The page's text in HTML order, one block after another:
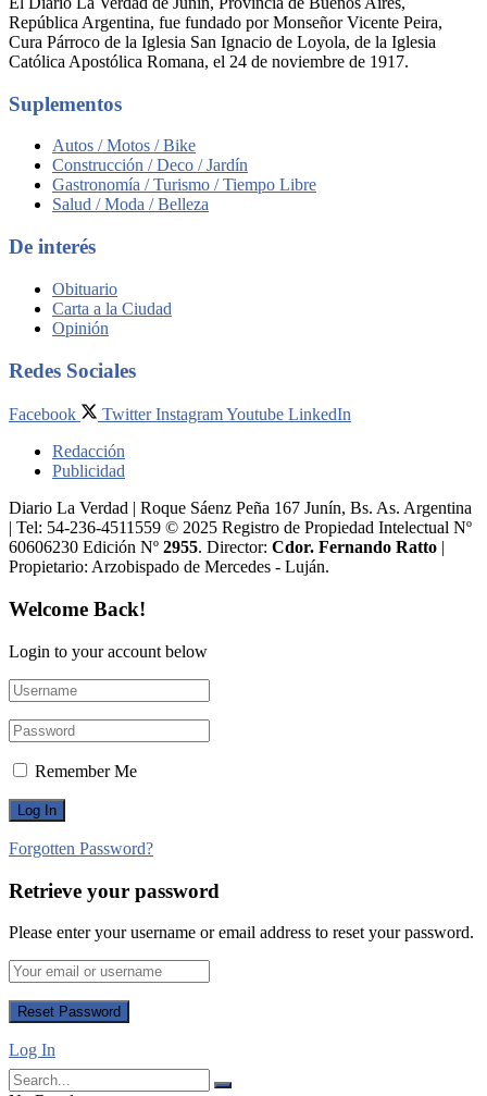
República Argentina, fue fundado por Monseñor Vicente Peira,
Cura Párroco de la Iglesia San Ignacio de Loyola, de la Iglesia
Católica Apostólica Romana, el 24 de noviembre de 1917.
Suplementos
Autos / Motos / Bike
Construcción / Deco / Jardín
Gastronomía / Turismo / Tiempo Libre
Salud / Moda / Belleza
De interés
Obituario
Carta a la Ciudad
Opinión
Redes Sociales
Facebook Twitter InstagramYoutube LinkedIn
Redacción
Publicidad
Diario La Verdad | Roque Sáenz Peña 167 Junín, Bs. As. Argentina
| Tel: 54-236-4511559 © 2025 Registro de Propiedad Intelectual Nº
60606230 Edición Nº 2955. Director:​ Cdor. Fernando Ratto |
Propietario:​ Arzobispado de Mercedes - Luján.
Welcome Back!
Login to your account below
Remember Me
Forgotten Password?
Retrieve your password
Please enter your username or email address to reset your password.
Log In